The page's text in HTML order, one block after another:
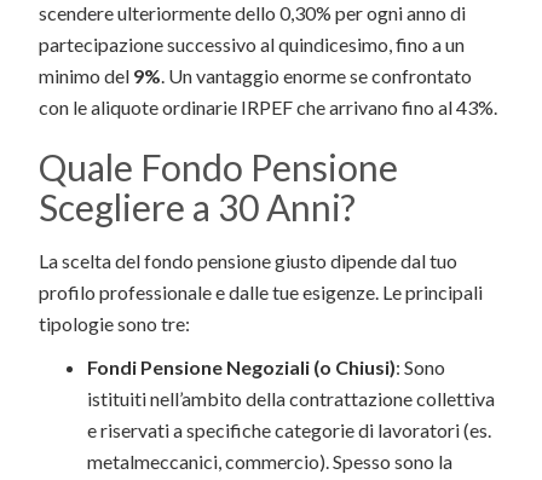
scendere ulteriormente dello 0,30% per ogni anno di
partecipazione successivo al quindicesimo, fino a un
minimo del 9%. Un vantaggio enorme se confrontato
con le aliquote ordinarie IRPEF che arrivano fino al 43%.
Quale Fondo Pensione
Scegliere a 30 Anni?
La scelta del fondo pensione giusto dipende dal tuo
profilo professionale e dalle tue esigenze. Le principali
tipologie sono tre:
Fondi Pensione Negoziali (o Chiusi): Sono
istituiti nell’ambito della contrattazione collettiva
e riservati a specifiche categorie di lavoratori (es.
metalmeccanici, commercio). Spesso sono la